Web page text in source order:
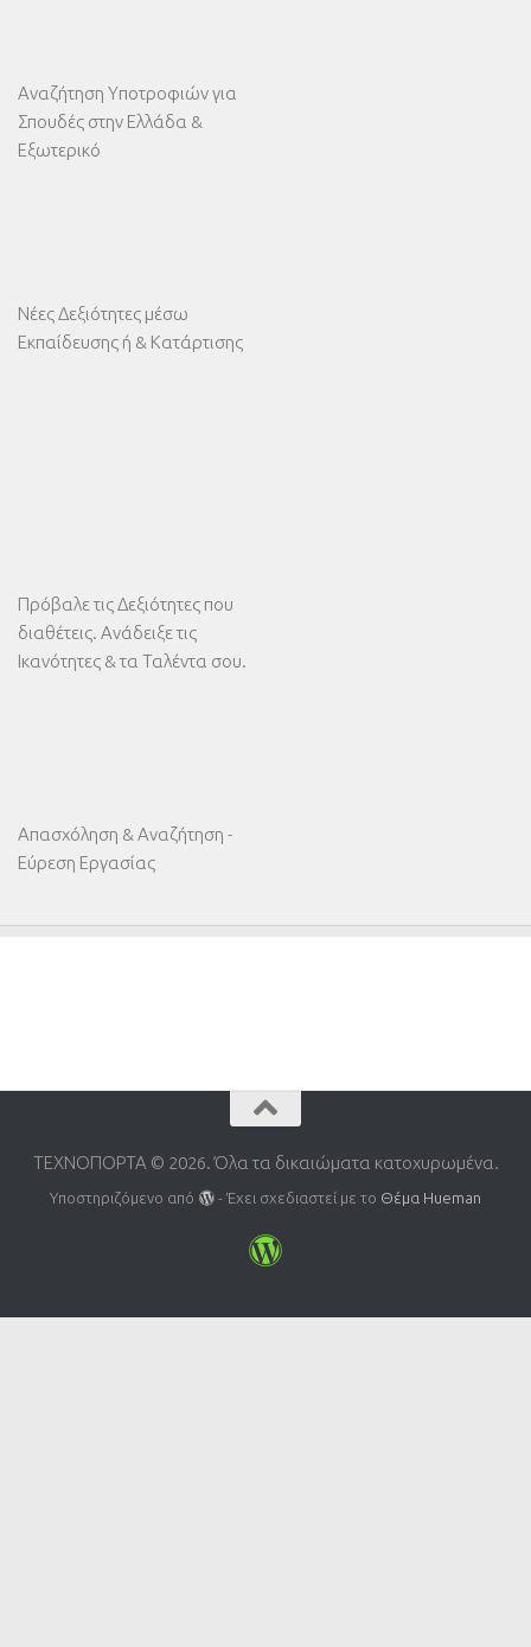
Αναζήτηση Υποτροφιών για
Σπουδές στην Ελλάδα &
Εξωτερικό
Νέες Δεξιότητες μέσω
Εκπαίδευσης ή & Κατάρτισης
Πρόβαλε τις Δεξιότητες που
διαθέτεις. Ανάδειξε τις
Ικανότητες & τα Ταλέντα σου.
Απασχόληση & Αναζήτηση -
Εύρεση Εργασίας
ΤΕΧΝΟΠΟΡΤΑ © 2026. Όλα τα δικαιώματα κατοχυρωμένα.
Υποστηριζόμενο από - Έχει σχεδιαστεί με το Θέμα Ηueman